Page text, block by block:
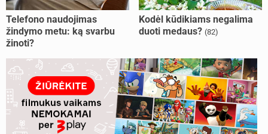
Telefono naudojimas
žindymo metu: ką svarbu
žinoti?
Kodėl kūdikiams negalima
duoti medaus? (82)